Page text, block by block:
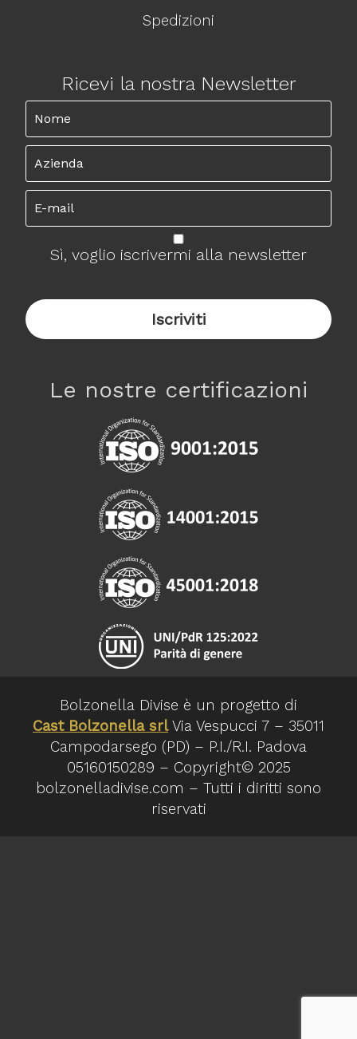
Spedizioni
Ricevi la nostra Newsletter
Sì, voglio iscrivermi alla newsletter
Le nostre certificazioni
Bolzonella Divise è un progetto di
Cast Bolzonella srlVia Vespucci 7 – 35011
Campodarsego (PD) – P.I./R.I. Padova
05160150289 – Copyright© 2025
bolzonelladivise.com – Tutti i diritti sono
riservati